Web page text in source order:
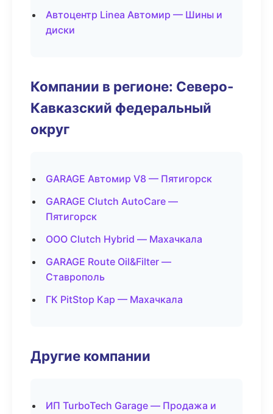
Автоцентр Linea Автомир — Шины и
диски
Компании в регионе: Северо-
Кавказский федеральный
округ
GARAGE Автомир V8 — Пятигорск
GARAGE Clutch AutoCare —
Пятигорск
ООО Clutch Hybrid — Махачкала
GARAGE Route Oil&Filter —
Ставрополь
ГК PitStop Кар — Махачкала
Другие компании
ИП TurboTech Garage — Продажа и